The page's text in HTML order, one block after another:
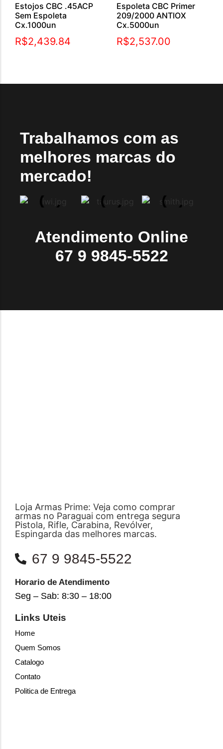
Estojos CBC .45ACP
Sem Espoleta
Cx.1000un
R$2,439.84
Espoleta CBC Primer
209/2000 ANTIOX
Cx.5000un
R$2,537.00
Trabalhamos com as
melhores marcas do
mercado!
Atendimento Online
67 9 9845-5522
Loja Armas Prime: Veja como comprar
armas no Paraguai com entrega segura
Pistola, Rifle, Carabina, Revólver,
Espingarda das melhores marcas.
67 9 9845-5522
Horario de Atendimento
Seg – Sab: 8:30 – 18:00
Links Uteis
Home
Quem Somos
Catalogo
Contato
Politica de Entrega